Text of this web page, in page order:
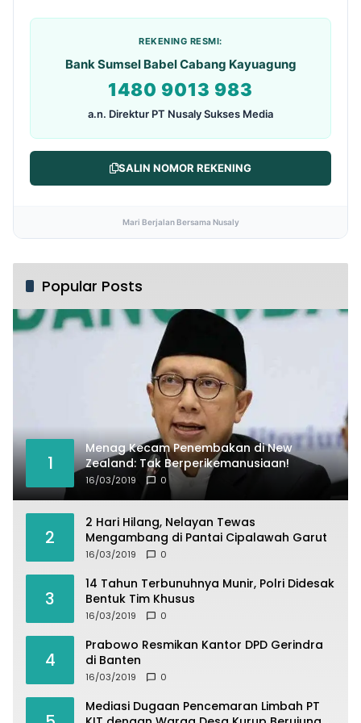
REKENING RESMI:
Bank Sumsel Babel Cabang Kayuagung
1480 9013 983
a.n. Direktur PT Nusaly Sukses Media
SALIN NOMOR REKENING
Mari Berjalan Bersama Nusaly
Popular Posts
1
Menag Kecam Penembakan di New
Zealand: Tak Berperikemanusiaan!
16/03/2019 0
2
2 Hari Hilang, Nelayan Tewas
Mengambang di Pantai Cipalawah Garut
16/03/2019 0
3
14 Tahun Terbunuhnya Munir, Polri Didesak
Bentuk Tim Khusus
16/03/2019 0
4
Prabowo Resmikan Kantor DPD Gerindra
di Banten
16/03/2019 0
Mediasi Dugaan Pencemaran Limbah PT